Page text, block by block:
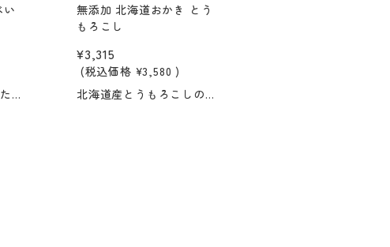
い
お米と醤油だけで作った軽い食感のお煎餅。 噛むほどに深みのある味わいが広がります。
無添加 北海道おかき とう
もろこし
¥3,315
(税込価格 ¥3,580 )
北海道産とうもろこしの味わい広がる"小粒"なおかき。 国産のこめ油でさくっと揚げています。